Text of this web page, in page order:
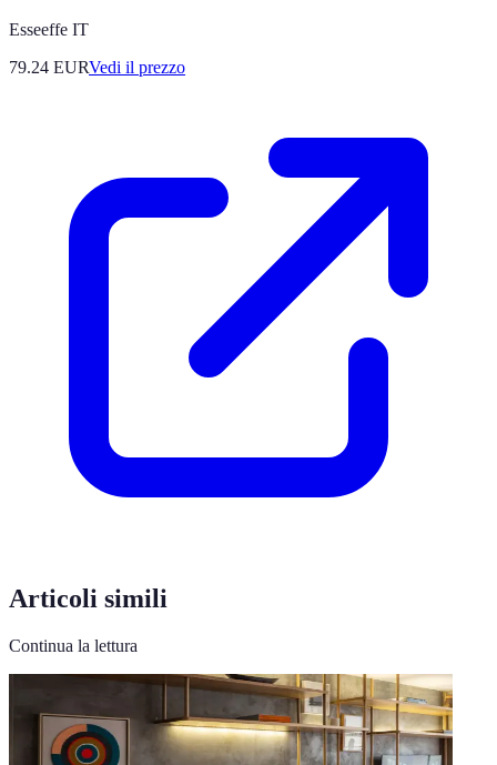
Esseeffe IT
79.24 EURVedi il prezzo
Articoli simili
Continua la lettura